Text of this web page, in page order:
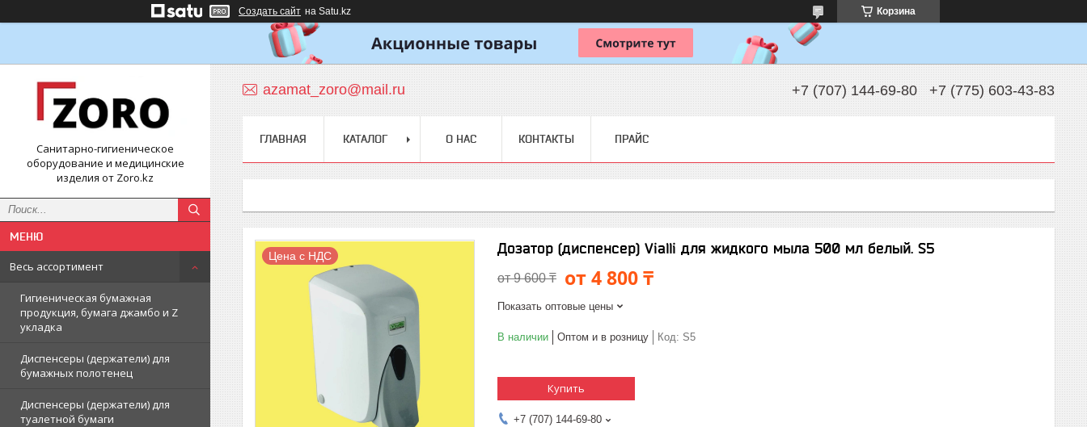
Создать сайт на Satu.kz Корзина
Санитарно-гигиеническое
оборудование и медицинские
изделия от Zoro.kz
Весь ассортимент
Гигиеническая бумажная
продукция, бумага джамбо и Z
укладка
Диспенсеры (держатели) для
бумажных полотенец
Диспенсеры (держатели) для
туалетной бумаги
azamat_zoro@mail.ru +7 (707) 144-69-80 +7 (775) 603-43-83
ГЛАВНАЯ КАТАЛОГ О НАС КОНТАКТЫ ПРАЙС
Цена с НДС Дозатор (диспенсер) Vialli для жидкого мыла 500 мл белый. S5
от 9 600 ₸ от 4 800 ₸
Показать оптовые цены
В наличии Оптом и в розницу Код: S5
Купить
+7 (707) 144-69-80